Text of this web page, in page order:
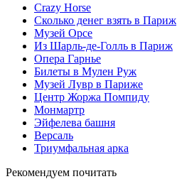
Crazy Horse
Сколько денег взять в Париж
Музей Орсе
Из Шарль-де-Голль в Париж
Опера Гарнье
Билеты в Мулен Руж
Музей Лувр в Париже
Центр Жоржа Помпиду
Монмартр
Эйфелева башня
Версаль
Триумфальная арка
Рекомендуем почитать